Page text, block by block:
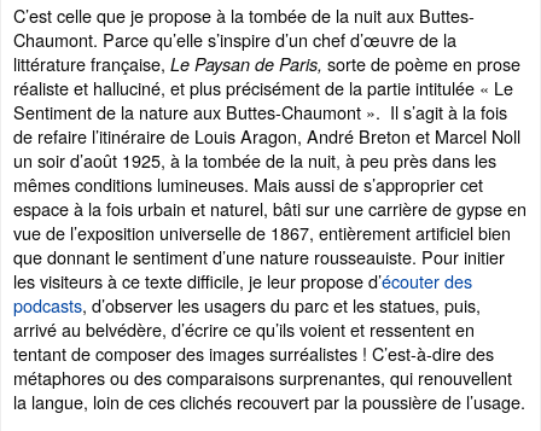
C’est celle que je propose à la tombée de la nuit aux Buttes-
Chaumont. Parce qu’elle s’inspire d’un chef d’œuvre de la
littérature française, Le Paysan de Paris, sorte de poème en prose
réaliste et halluciné, et plus précisément de la partie intitulée « Le
Sentiment de la nature aux Buttes-Chaumont ». Il s’agit à la fois
de refaire l’itinéraire de Louis Aragon, André Breton et Marcel Noll
un soir d’août 1925, à la tombée de la nuit, à peu près dans les
mêmes conditions lumineuses. Mais aussi de s’approprier cet
espace à la fois urbain et naturel, bâti sur une carrière de gypse en
vue de l’exposition universelle de 1867, entièrement artificiel bien
que donnant le sentiment d’une nature rousseauiste. Pour initier
les visiteurs à ce texte difficile, je leur propose d’écouter des
podcasts, d’observer les usagers du parc et les statues, puis,
arrivé au belvédère, d’écrire ce qu’ils voient et ressentent en
tentant de composer des images surréalistes ! C’est-à-dire des
métaphores ou des comparaisons surprenantes, qui renouvellent
la langue, loin de ces clichés recouvert par la poussière de l’usage.